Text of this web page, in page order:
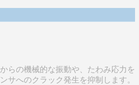
らの機械的な振動や、たわみ応力を
サへのクラック発生を抑制します。